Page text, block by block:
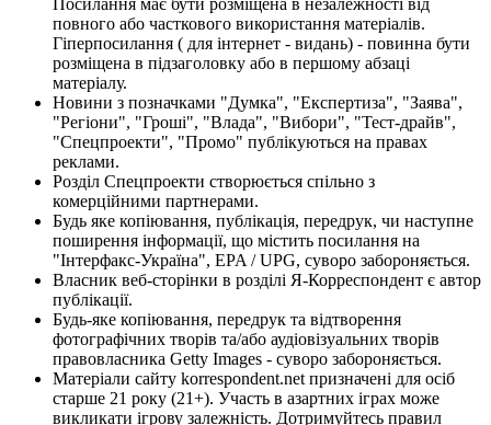
Посилання має бути розміщена в незалежності від
повного або часткового використання матеріалів.
Гіперпосилання ( для інтернет - видань) - повинна бути
розміщена в підзаголовку або в першому абзаці
матеріалу.
Новини з позначками "Думка", "Експертиза", "Заява",
"Регіони", "Гроші", "Влада", "Вибори", "Тест-драйв",
"Спецпроекти", "Промо" публікуються на правах
реклами.
Розділ Спецпроекти створюється спільно з
комерційними партнерами.
Будь яке копіювання, публікація, передрук, чи наступне
поширення інформації, що містить посилання на
"Інтерфакс-Україна", EPA / UPG, суворо забороняється.
Власник веб-сторінки в розділі Я-Корреспондент є автор
публікації.
Будь-яке копіювання, передрук та відтворення
фотографічних творів та/або аудіовізуальних творів
правовласника Getty Images - суворо забороняється.
Матеріали сайту korrespondent.net призначені для осіб
старше 21 року (21+). Участь в азартних іграх може
викликати ігрову залежність. Дотримуйтесь правил